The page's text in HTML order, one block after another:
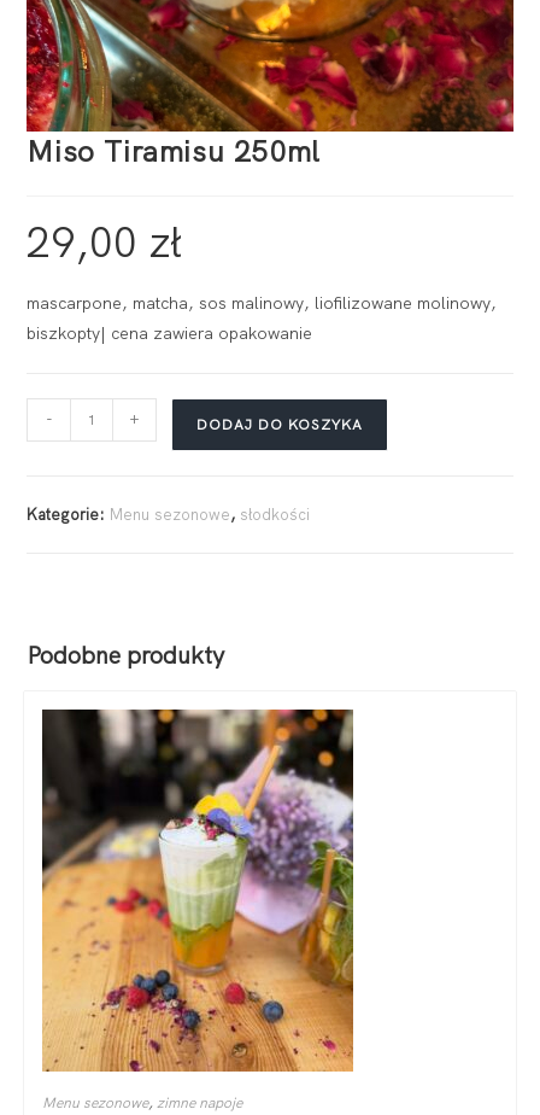
Miso Tiramisu 250ml
29,00 zł
mascarpone, matcha, sos malinowy, liofilizowane molinowy,
biszkopty| cena zawiera opakowanie
- + DODAJ DO KOSZYKA
Kategorie: Menu sezonowe, słodkości
Podobne produkty
Menu sezonowe,zimne napoje